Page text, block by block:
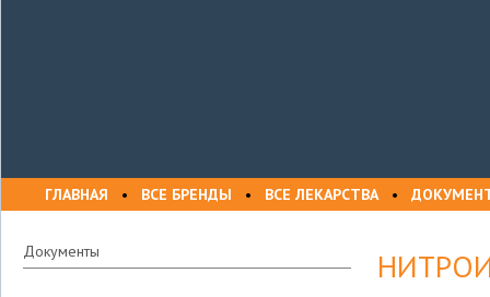
ГЛАВНАЯ • ВСЕ БРЕНДЫ • ВСЕ ЛЕКАРСТВА•
Документы